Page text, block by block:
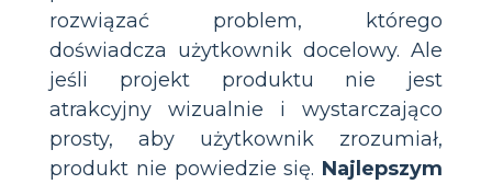
rozwiązać problem, którego
doświadcza użytkownik docelowy. Ale
jeśli projekt produktu nie jest
atrakcyjny wizualnie i wystarczająco
prosty, aby użytkownik zrozumiał,
produkt nie powiedzie się. Najlepszym